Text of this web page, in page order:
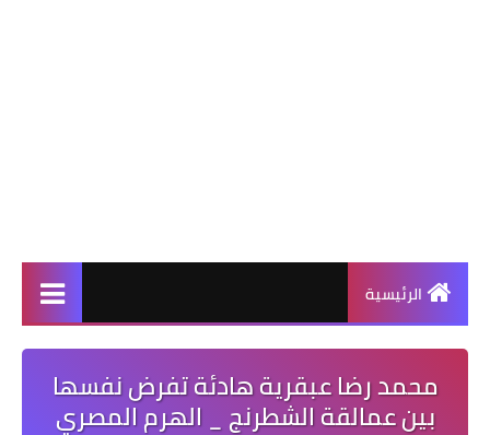
الرئيسية
محمد رضا عبقرية هادئة تفرض نفسها
بين عمالقة الشطرنج _ الهرم المصري